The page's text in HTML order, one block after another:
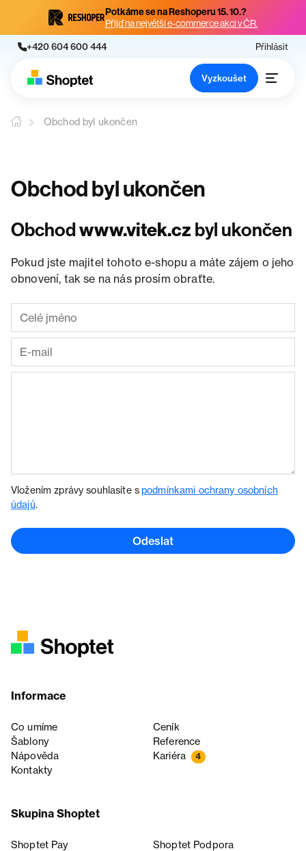
Potkáme se na Reshoperu 15. 10.?
Přijď na největší e-commerce akci v ČR.
+420 604 600 444 Přihlásit
Vyzkoušet
Obchod byl ukončen
Obchod byl ukončen
Obchodwww.vitek.cz byl ukončen
Pokud jste majitel tohoto e-shopu a máte zájem o jeho
obnovení, tak se na nás prosím obraťte.
Vložením zprávy souhlasíte spodmínkami ochrany osobních
údajů.
Odeslat
Informace
Co umíme
Ceník
Šablony
Reference
Nápověda
Kariéra 4
Kontakty
Skupina Shoptet
Shoptet Pay
Shoptet Podpora